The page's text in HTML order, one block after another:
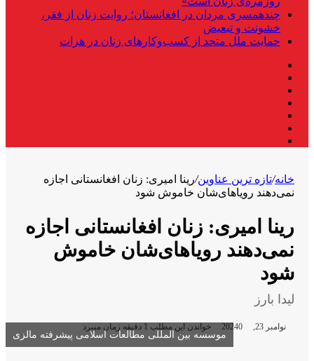
چندهمسری مردان در افغانستان؛ روایت زنان از فقر،
خشونت و تبعیض
حمایت ملل متحد از کسب‌وکارهای زنان در هرات
خانه/تازه ترین عناوین/رینا امیری: زنان افغانستانی اجازه
نمی‌دهند رویاهای‌شان خاموش شود
رینا امیری: زنان افغانستانی اجازه
نمی‌دهند رویاهای‌شان خاموش
شود
لیدا بارز
نوامبر 23, 2024 0 خواندن این مطلب 1 دقیقه زمان میبرد
موسسه بین المللی مطالعات اسلامی پیشرفته مالزی